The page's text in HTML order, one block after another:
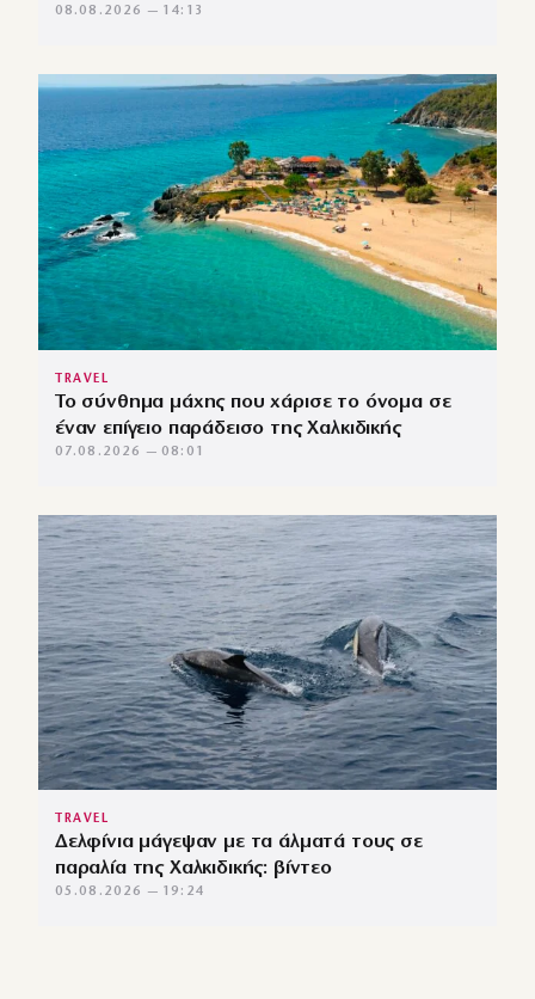
08.08.2026 — 14:13
TRAVEL
Το σύνθημα μάχης που χάρισε το όνομα σε
έναν επίγειο παράδεισο της Χαλκιδικής
07.08.2026 — 08:01
TRAVEL
Δελφίνια μάγεψαν με τα άλματά τους σε
παραλία της Χαλκιδικής: βίντεο
05.08.2026 — 19:24